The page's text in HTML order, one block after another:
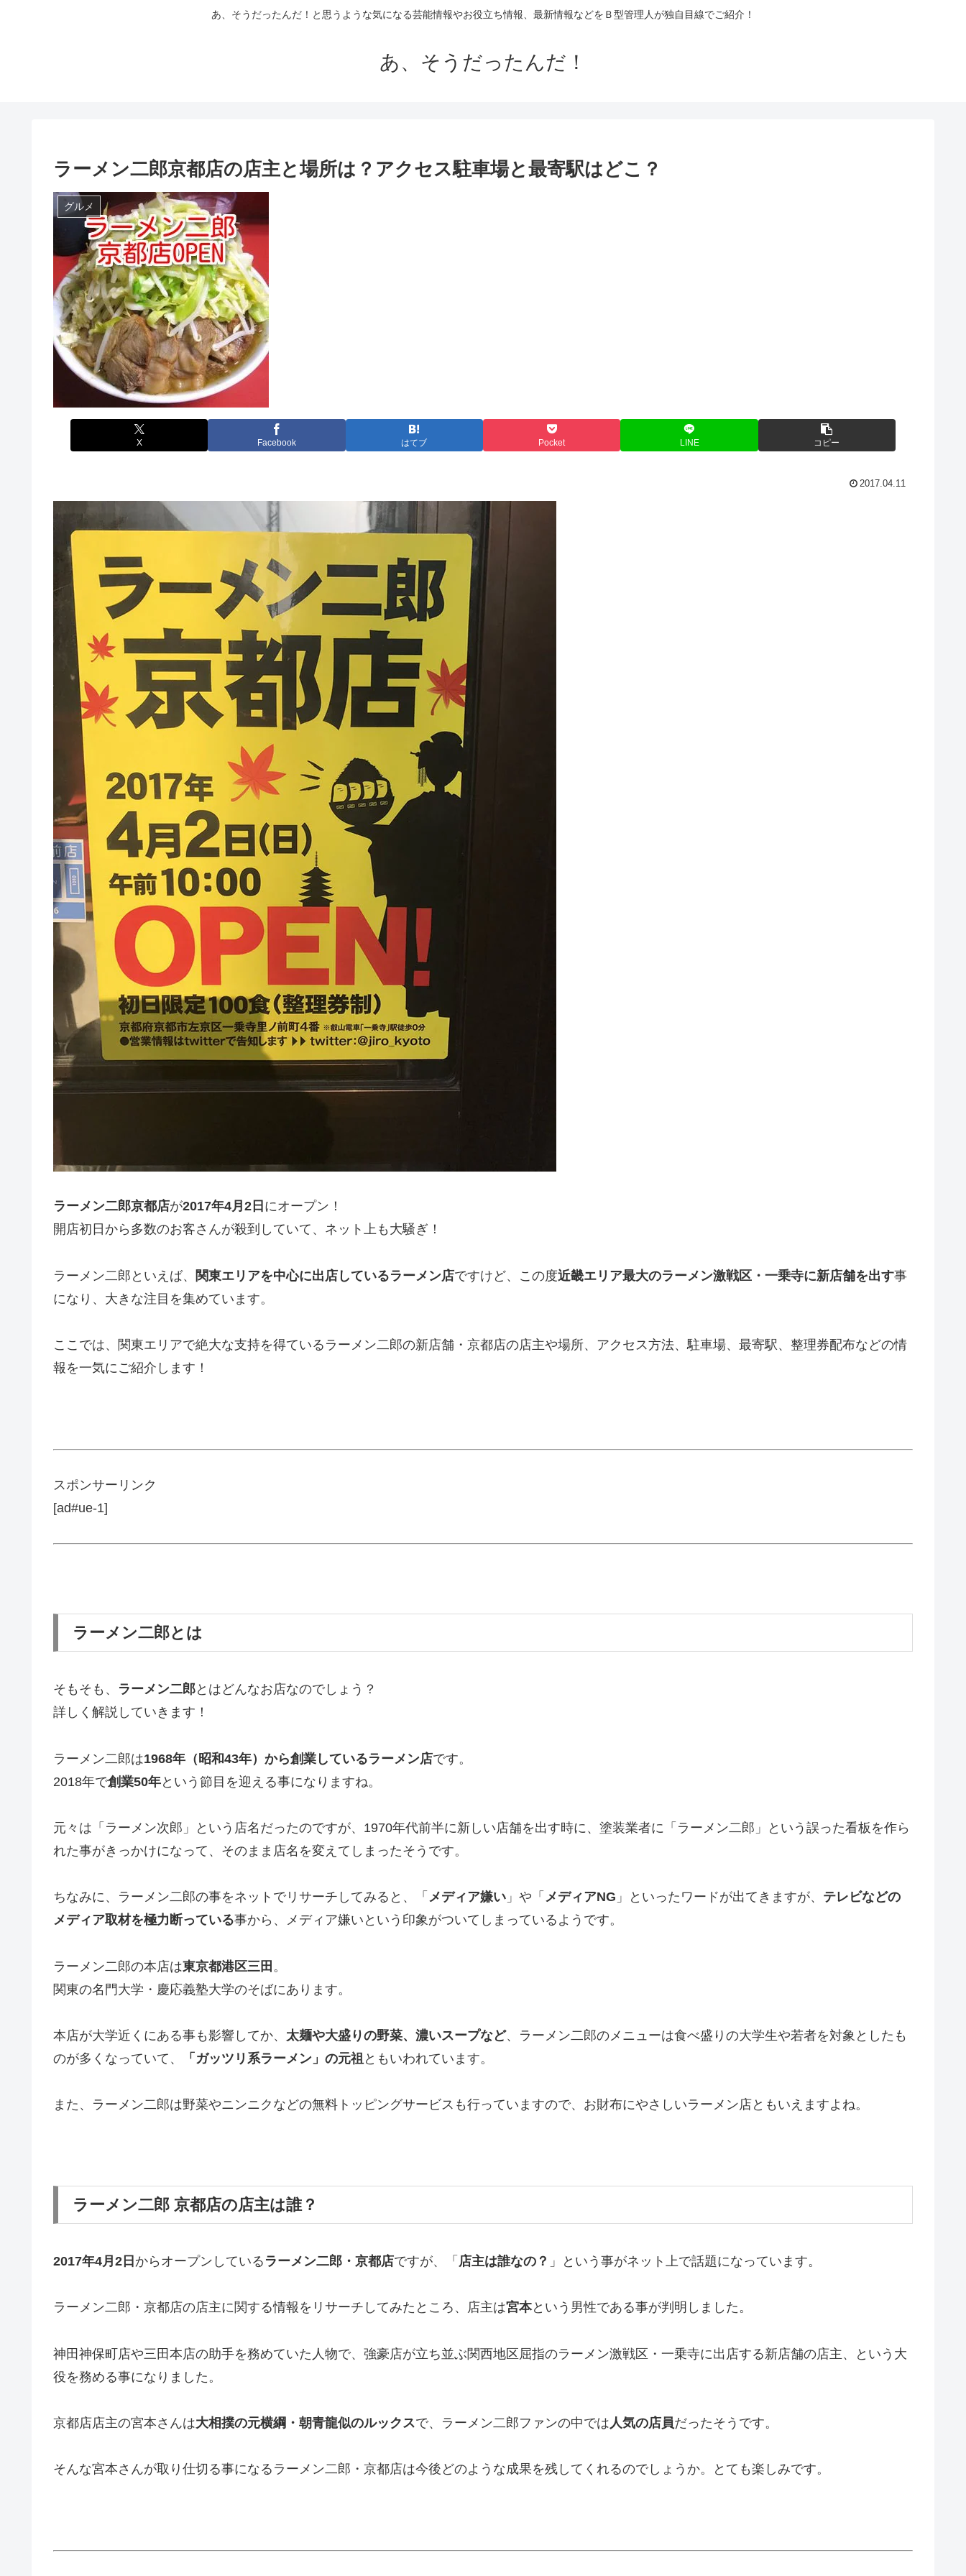
あ、そうだったんだ！と思うような気になる芸能情報やお役立ち情報、最新情報などをＢ型管理人が独自目線でご紹介！
あ、そうだったんだ！
ラーメン二郎京都店の店主と場所は？アクセス駐車場と最寄駅はどこ？
グルメ
X Facebook はてブ Pocket LINE コピー
2017.04.11
ラーメン二郎京都店が2017年4月2日 にオープン！
開店初日から多数のお客さんが殺到していて、ネット上も大騒ぎ！
ラーメン二郎といえば、 関東エリアを中心に出店しているラーメン店ですけど、この度近畿エリア最大のラーメン激戦区・一乗寺に新店舗を出す事
になり、大きな注目を集めています。
ここでは、関東エリアで絶大な支持を得ているラーメン二郎の新店舗・京都店の店主や場所、アクセス方法、駐車場、最寄駅、整理券配布などの情
報を一気にご紹介します！
スポンサーリンク
[ad#ue-1]
ラーメン二郎とは
そもそも、 ラーメン二郎とはどんなお店なのでしょう？
詳しく解説していきます！
ラーメン二郎は1968年（昭和43年）から創業しているラーメン店です。
2018年で創業50年という節目を迎える事になりますね。
元々は「ラーメン次郎」という店名だったのですが、1970年代前半に新しい店舗を出す時に、塗装業者に「ラーメン二郎」という誤った看板を作ら
れた事がきっかけになって、そのまま店名を変えてしまったそうです。
ちなみに、ラーメン二郎の事をネットでリサーチしてみると、「 メディア嫌い 」や「 メディアNG 」といったワードが出てきますが、 テレビなどの
メディア取材を極力断っている事から、メディア嫌いという印象がついてしまっているようです。
ラーメン二郎の本店は東京都港区三田 。
関東の名門大学・慶応義塾大学のそばにあります。
本店が大学近くにある事も影響してか、 太麺や大盛りの野菜、濃いスープなど、ラーメン二郎のメニューは食べ盛りの大学生や若者を対象としたも
のが多くなっていて、
「 ガッツリ系ラーメン 」の元祖ともいわれています。
また、ラーメン二郎は野菜やニンニクなどの無料トッピングサービスも行っていますので、お財布にやさしいラーメン店ともいえますよね。
ラーメン二郎 京都店の店主は誰？
2017年4月2日 からオープンしている ラーメン二郎・京都店ですが、「 店主は誰なの？ 」という事がネット上で話題になっています。
ラーメン二郎・京都店の店主に関する情報をリサーチしてみたところ、店主は宮本という男性である事が判明しました。
神田神保町店や三田本店の助手を務めていた人物で、強豪店が立ち並ぶ関西地区屈指のラーメン激戦区・一乗寺に出店する新店舗の店主、という大
役を務める事になりました。
京都店店主の宮本さんは大相撲の元横綱・朝青龍似のルックスで、ラーメン二郎ファンの中では人気の店員だったそうです。
そんな宮本さんが取り仕切る事になるラーメン二郎・京都店は今後どのような成果を残してくれるのでしょうか。とても楽しみです。